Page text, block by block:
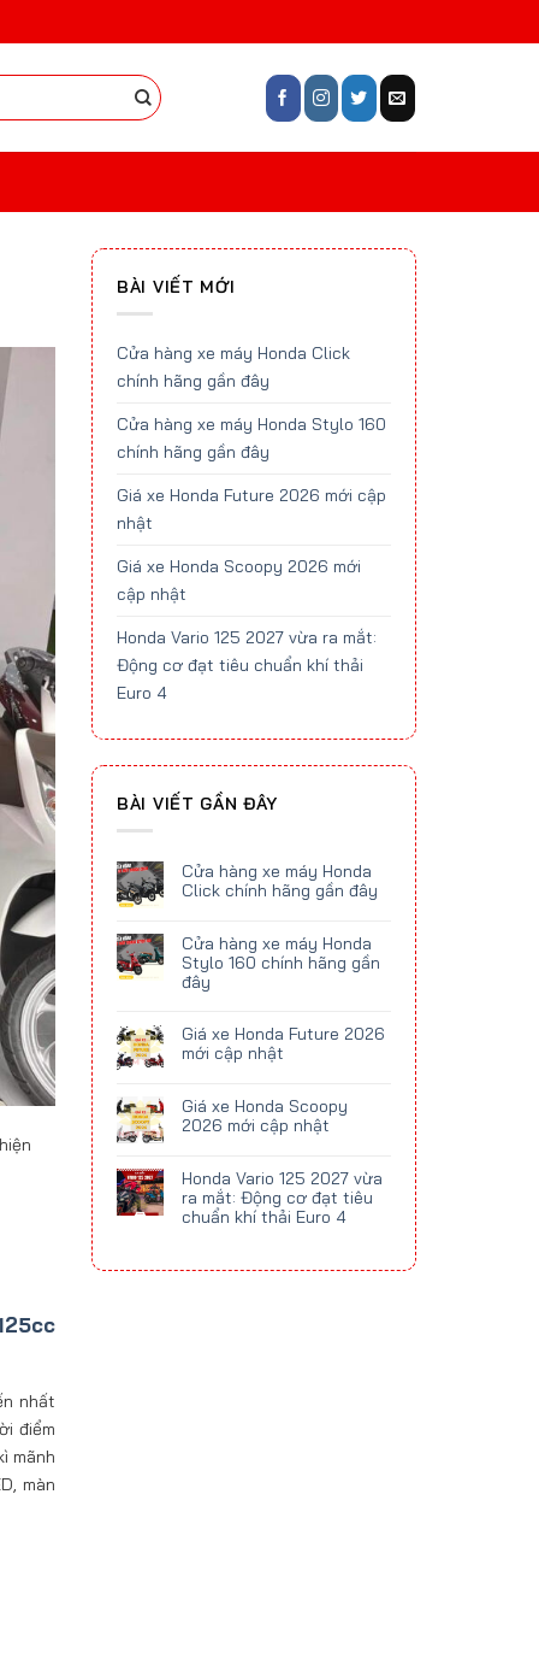
nhất
điểm
mãnh
màn
BÀI VIẾT MỚI
Cửa hàng xe máy Honda Click
chính hãng gần đây
Cửa hàng xe máy Honda Stylo 160
chính hãng gần đây
Giá xe Honda Future 2026 mới cập
nhật
Giá xe Honda Scoopy 2026 mới
cập nhật
Honda Vario 125 2027 vừa ra mắt:
Động cơ đạt tiêu chuẩn khí thải
Euro 4
BÀI VIẾT GẦN ĐÂY
Cửa hàng xe máy Honda
Click chính hãng gần đây
Cửa hàng xe máy Honda
Stylo 160 chính hãng gần
đây
Giá xe Honda Future 2026
mới cập nhật
Giá xe Honda Scoopy
2026 mới cập nhật
Honda Vario 125 2027 vừa
ra mắt: Động cơ đạt tiêu
chuẩn khí thải Euro 4